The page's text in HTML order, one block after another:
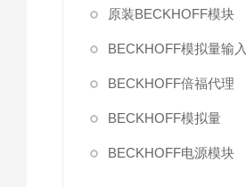
原装BECKHOFF模块
BECKHOFF模拟量输入
BECKHOFF倍福代理
BECKHOFF模拟量
BECKHOFF电源模块